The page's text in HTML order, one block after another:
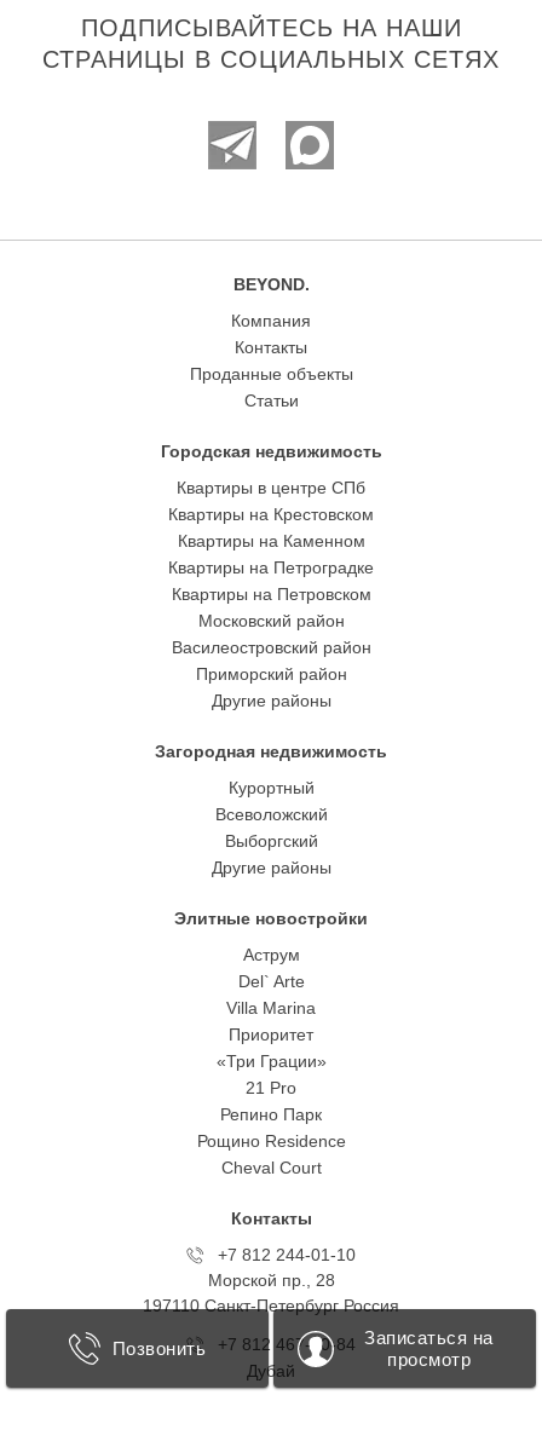
ПОДПИСЫВАЙТЕСЬ НА НАШИ
СТРАНИЦЫ В СОЦИАЛЬНЫХ СЕТЯХ
Позвонить
Записаться на
просмотр
BEYOND.
Компания
Контакты
Проданные объекты
Статьи
Городская недвижимость
Квартиры в центре СПб
Квартиры на Крестовском
Квартиры на Каменном
Квартиры на Петроградке
Квартиры на Петровском
Московский район
Василеостровский район
Приморский район
Другие районы
Загородная недвижимость
Курортный
Всеволожский
Выборгский
Другие районы
Элитные новостройки
Аструм
Del` Arte
Villa Marina
Приоритет
«Три Грации»
21 Pro
Репино Парк
Рощино Residence
Cheval Court
Контакты
+7 812 244-01-10
Морской пр., 28
197110 Санкт-Петербург Росcия
+7 812 467-40-84
Дубай